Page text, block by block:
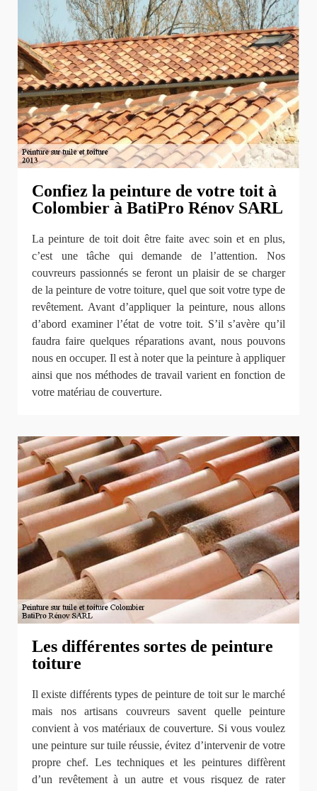
Confiez la peinture de votre toit à
Colombier à BatiPro Rénov SARL
La peinture de toit doit être faite avec soin et en plus,
c’est une tâche qui demande de l’attention. Nos
couvreurs passionnés se feront un plaisir de se charger
de la peinture de votre toiture, quel que soit votre type de
revêtement. Avant d’appliquer la peinture, nous allons
d’abord examiner l’état de votre toit. S’il s’avère qu’il
faudra faire quelques réparations avant, nous pouvons
nous en occuper. Il est à noter que la peinture à appliquer
ainsi que nos méthodes de travail varient en fonction de
votre matériau de couverture.
Les différentes sortes de peinture
toiture
Il existe différents types de peinture de toit sur le marché
mais nos artisans couvreurs savent quelle peinture
convient à vos matériaux de couverture. Si vous voulez
une peinture sur tuile réussie, évitez d’intervenir de votre
propre chef. Les techniques et les peintures diffèrent
d’un revêtement à un autre et vous risquez de rater